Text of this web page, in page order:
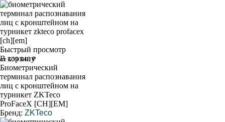
Быстрый просмотр
В корзину
от 139 040 ₽
Биометрический
терминал распознавания
лиц с кронштейном на
турникет ZKTeco
ProFaceX [CH][EM]
Бренд: ZKTeco